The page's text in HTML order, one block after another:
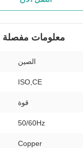
معلومات مفصلة
الصين
ISO,CE
قوة
50/60Hz
Copper